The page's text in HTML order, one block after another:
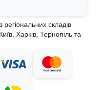
регіональних складів
Харків, Тернопіль та